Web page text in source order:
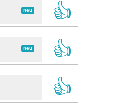
neu
👍
neu
👍
👍